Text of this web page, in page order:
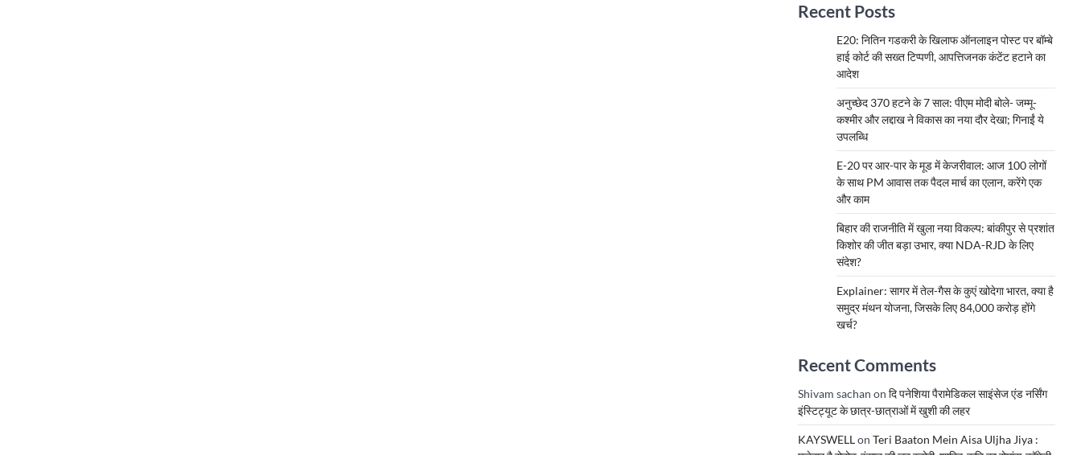
Recent Posts
E20: नितिन गडकरी के खिलाफ ऑनलाइन पोस्ट पर बॉम्बे
हाई कोर्ट की सख्त टिप्पणी, आपत्तिजनक कंटेंट हटाने का
आदेश
अनुच्छेद 370 हटने के 7 साल: पीएम मोदी बोले- जम्मू-
कश्मीर और लद्दाख ने विकास का नया दौर देखा; गिनाईं ये
उपलब्धि
E-20 पर आर-पार के मूड में केजरीवाल: आज 100 लोगों
के साथ PM आवास तक पैदल मार्च का एलान, करेंगे एक
और काम
बिहार की राजनीति में खुला नया विकल्प: बांकीपुर से प्रशांत
किशोर की जीत बड़ा उभार, क्या NDA-RJD के लिए
संदेश?
Explainer: सागर में तेल-गैस के कुएं खोदेगा भारत, क्या है
समुद्र मंथन योजना, जिसके लिए 84,000 करोड़ होंगे
खर्च?
Recent Comments
Shivam sachan on दि पनेशिया पैरामेडिकल साइंसेज एंड नर्सिंग
इंस्टिट्यूट के छात्र-छात्राओं में खुशी की लहर
KAYSWELLon Teri Baaton Mein Aisa Uljha Jiya :